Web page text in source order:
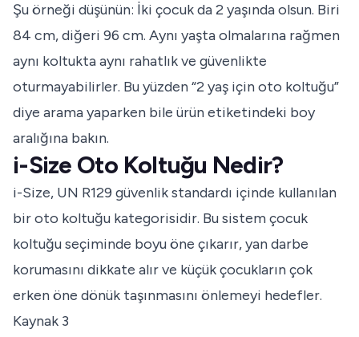
Şu örneği düşünün: İki çocuk da 2 yaşında olsun. Biri
84 cm, diğeri 96 cm. Aynı yaşta olmalarına rağmen
aynı koltukta aynı rahatlık ve güvenlikte
oturmayabilirler. Bu yüzden “2 yaş için oto koltuğu”
diye arama yaparken bile ürün etiketindeki boy
aralığına bakın.
i-Size Oto Koltuğu Nedir?
i-Size, UN R129 güvenlik standardı içinde kullanılan
bir oto koltuğu kategorisidir. Bu sistem çocuk
koltuğu seçiminde boyu öne çıkarır, yan darbe
korumasını dikkate alır ve küçük çocukların çok
erken öne dönük taşınmasını önlemeyi hedefler.
Kaynak 3